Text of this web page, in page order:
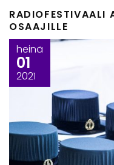
RADIOFESTIVAALI
OSAAJILLE
heinä
01
2021